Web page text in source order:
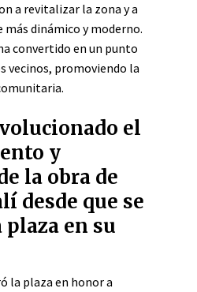
a revitalizar la zona y a
dinámico y moderno.
convertido en un punto
vecinos, promoviendo la
el
y
la obra de
desde que se
en su
la plaza en honor a